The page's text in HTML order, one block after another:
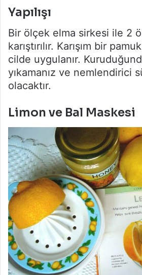
Yapılışı
Bir ölçek elma sirkesi ile 2
karıştırılır. Karışım bir
cilde uygulanır.
yıkamanız ve nemlendirici
olacaktır.
Limon ve Bal Maskesi